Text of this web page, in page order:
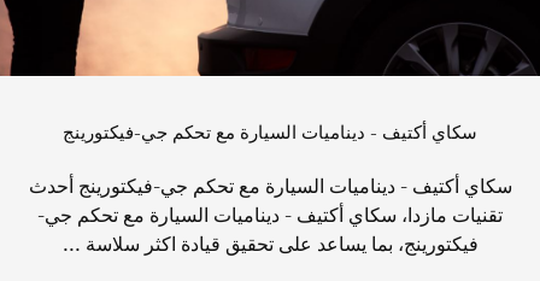
سكاي أكتيف - ديناميات السيارة مع تحكم جي-فيكتورينج
سكاي أكتيف - ديناميات السيارة مع تحكم جي-فيكتورينج أحدث
تقنيات مازدا، سكاي أكتيف - ديناميات السيارة مع تحكم جي-
فيكتورينج، بما يساعد على تحقيق قيادة اكثر سلاسة ...